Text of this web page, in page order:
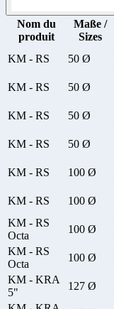
Nom du
produit
Maße /
Sizes
KM - RS 50 Ø
KM - RS
50 Ø
KM - RS
50 Ø
KM - RS
50 Ø
KM - RS
100 Ø
KM - RS
100 Ø
KM - RS
Octa
100 Ø
KM - RS
Octa
100 Ø
KM - KRA
5"
127 Ø